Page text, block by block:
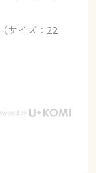
サイズ：22